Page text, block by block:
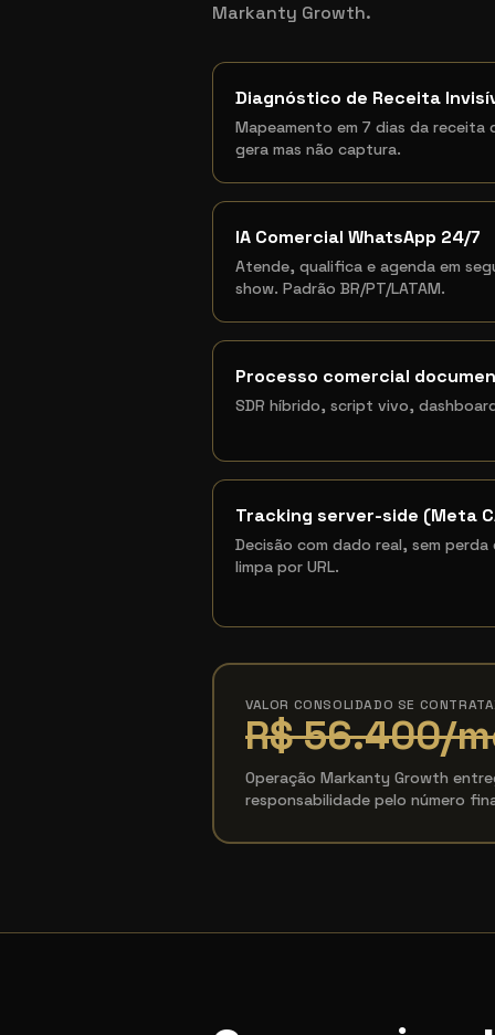
Markanty Growth.
Diagnóstico de Receita
Mapeamento em 7 dias da receita
gera mas não captura.
IA Comercial WhatsApp 24/7
Atende, qualifica e agenda em
show. Padrão BR/PT/LATAM.
Processo comercial
SDR híbrido, script vivo,
Tracking server-side (Meta
Decisão com dado real, sem perda
limpa por URL.
VALOR CONSOLIDADO SE
R$ 56.400/
Operação Markanty Growth
responsabilidade pelo número